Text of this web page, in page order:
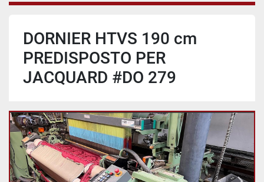
DORNIER HTVS 190 cm
PREDISPOSTO PER
JACQUARD #DO 279